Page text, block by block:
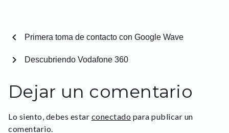
chevron_left Primera toma de contacto con Google Wave
Descubriendo Vodafone 360
chevron_right
Dejar un comentario
Lo siento, debes estar conectado para publicar un
comentario.